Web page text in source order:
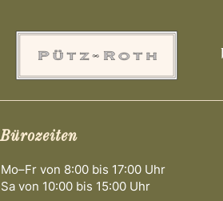
Bürozeiten
Mo–Fr von 8:00 bis 17:00 Uhr
Sa von 10:00 bis 15:00 Uhr